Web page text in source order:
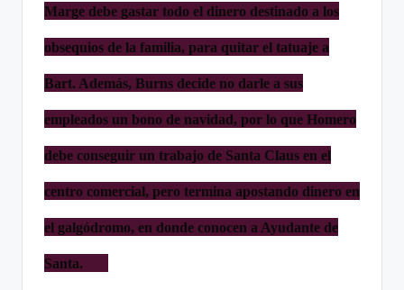
Marge debe gastar todo el dinero destinado a los
obsequios de la familia, para quitar el tatuaje a
Bart. Además, Burns decide no darle a sus
empleados un bono de navidad, por lo que Homero
debe conseguir un trabajo de Santa Claus en el
centro comercial, pero termina apostando dinero en
el galgódromo, en donde conocen a Ayudante de
Santa.